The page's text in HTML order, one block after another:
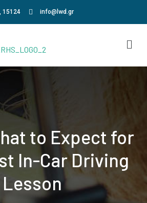
15124 info@lwd.gr
to Expect for
In-Car Driving
Lesson